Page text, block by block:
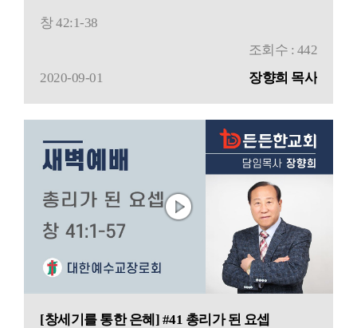
창 42:1-38
조회수 : 442
2020-09-01
장향희 목사
[창세기를 통한 은혜] #41 총리가 된 요셉